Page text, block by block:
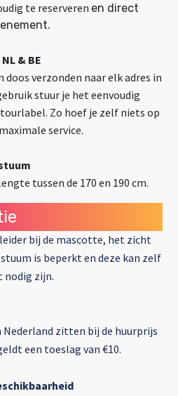
te reserveren en direct
& BE
verzonden naar elk adres in
stuur je het eenvoudig
Zo hoef je zelf niets op
service.
tussen de 170 en 190 cm.
bij de mascotte, het zicht
is beperkt en deze kan zelf
zijn.
Nederland zitten bij de huurprijs
een toeslag van €10.